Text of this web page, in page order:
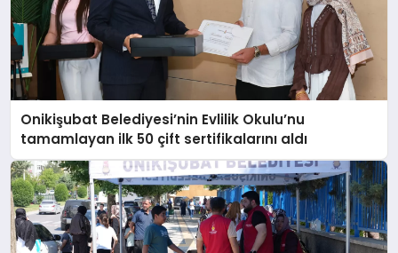
Onikişubat Belediyesi’nin Evlilik Okulu’nu
tamamlayan ilk 50 çift sertifikalarını aldı